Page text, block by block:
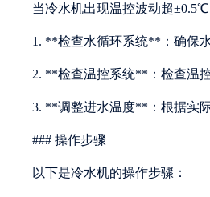
当冷水机出现温控波动超
1. **检查水循环系统**：确保
2. **检查温控系统**：检查温
3. **调整进水温度**：根据实
### 操作步骤
以下是冷水机的操作步骤：